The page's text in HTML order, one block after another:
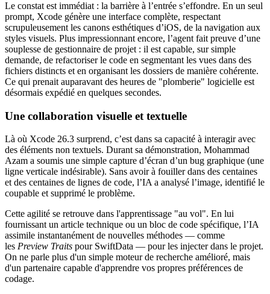
Le constat est immédiat : la barrière à l’entrée s’effondre. En un seul
prompt, Xcode génère une interface complète, respectant
scrupuleusement les canons esthétiques d’iOS, de la navigation aux
styles visuels. Plus impressionnant encore, l’agent fait preuve d’une
souplesse de gestionnaire de projet : il est capable, sur simple
demande, de refactoriser le code en segmentant les vues dans des
fichiers distincts et en organisant les dossiers de manière cohérente.
Ce qui prenait auparavant des heures de "plomberie" logicielle est
désormais expédié en quelques secondes.
Une collaboration visuelle et textuelle
Là où Xcode 26.3 surprend, c’est dans sa capacité à interagir avec
des éléments non textuels. Durant sa démonstration, Mohammad
Azam a soumis une simple capture d’écran d’un bug graphique (une
ligne verticale indésirable). Sans avoir à fouiller dans des centaines
et des centaines de lignes de code, l’IA a analysé l’image, identifié le
coupable et supprimé le problème.
Cette agilité se retrouve dans l'apprentissage "au vol". En lui
fournissant un article technique ou un bloc de code spécifique, l’IA
assimile instantanément de nouvelles méthodes — comme
les Preview Traits pour SwiftData — pour les injecter dans le projet.
On ne parle plus d'un simple moteur de recherche amélioré, mais
d'un partenaire capable d'apprendre vos propres préférences de
codage.